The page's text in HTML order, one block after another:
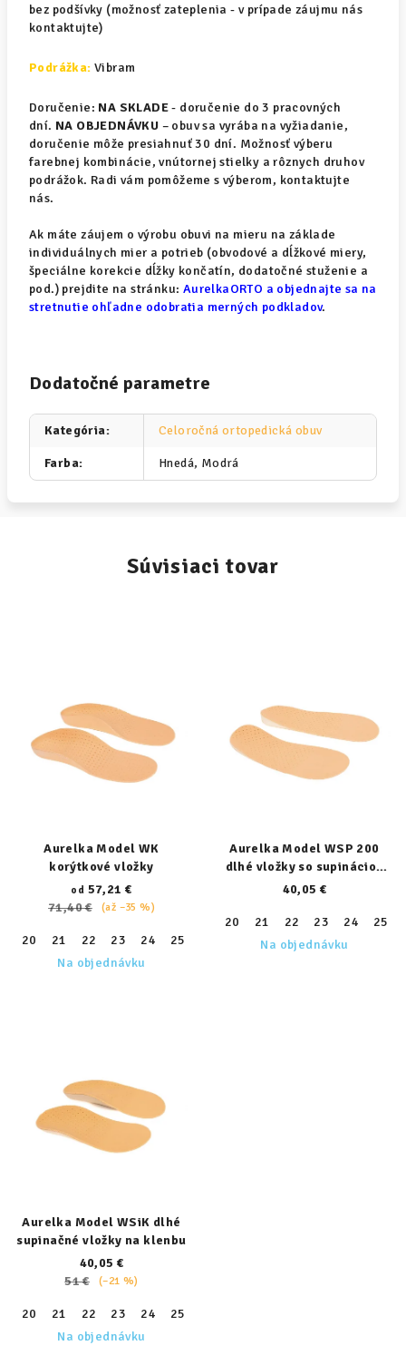
bez podšívky (možnosť zateplenia - v prípade záujmu nás
kontaktujte)
Podrážka: Vibram
Doručenie: NA SKLADE- doručenie do 3 pracovných
dní. NA OBJEDNÁVKU – obuv sa vyrába na vyžiadanie,
doručenie môže presiahnuť 30 dní. Možnosť výberu
farebnej kombinácie, vnútornej stielky a rôznych druhov
podrážok. Radi vám pomôžeme s výberom, kontaktujte
nás.
Ak máte záujem o výrobu obuvi na mieru na základe
individuálnych mier a potrieb (obvodové a dĺžkové miery,
špeciálne korekcie dĺžky končatín, dodatočné stuženie a
pod.) prejdite na stránku: AurelkaORTO a objednajte sa na
stretnutie ohľadne odobratia merných podkladov.
Dodatočné parametre
Kategória: Celoročná ortopedická obuv
Farba: Hnedá, Modrá
Súvisiaci tovar
Aurelka Model WK
korýtkové vložky
od 57,21 €
71,40 €
(až –35 %)
20 21 22 23 24 25 28 29 30
Na objednávku
Aurelka Model WSP 200
dlhé vložky so supináciou
päty
40,05 €
20 21 22 23 24 25
Na objednávku
Aurelka Model WSiK dlhé
supinačné vložky na klenbu
40,05 €
51 €
(–21 %)
20 21 22 23 24 25
Na objednávku